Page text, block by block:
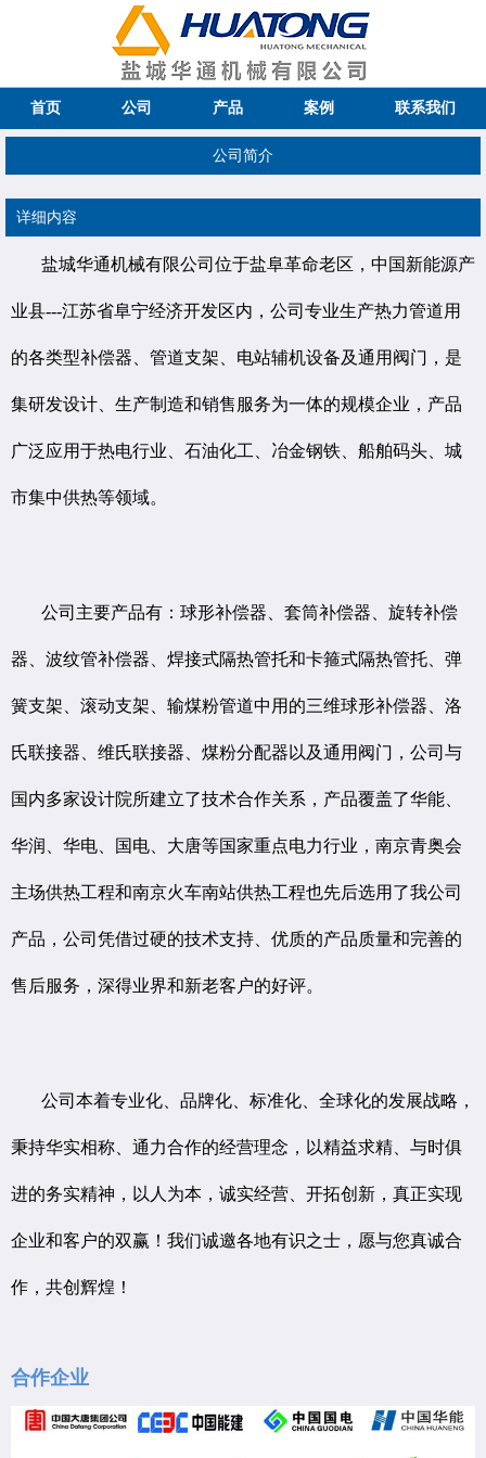
首页 公司 产品 案例 联系我们
公司简介
详细内容
盐城华通机械有限公司位于盐阜革命老区，中国新能源产
业县---江苏省阜宁经济开发区内，公司专业生产热力管道用
的各类型补偿器、管道支架、电站辅机设备及通用阀门，是
集研发设计、生产制造和销售服务为一体的规模企业，产品
广泛应用于热电行业、石油化工、冶金钢铁、船舶码头、城
市集中供热等领域。
公司主要产品有：球形补偿器、套筒补偿器、旋转补偿
器、波纹管补偿器、焊接式隔热管托和卡箍式隔热管托、弹
簧支架、滚动支架、输煤粉管道中用的三维球形补偿器、洛
氏联接器、维氏联接器、煤粉分配器以及通用阀门，公司与
国内多家设计院所建立了技术合作关系，产品覆盖了华能、
华润、华电、国电、大唐等国家重点电力行业，南京青奥会
主场供热工程和南京火车南站供热工程也先后选用了我公司
产品，公司凭借过硬的技术支持、优质的产品质量和完善的
售后服务，深得业界和新老客户的好评。
公司本着专业化、品牌化、标准化、全球化的发展战略，
秉持华实相称、通力合作的经营理念，以精益求精、与时俱
进的务实精神，以人为本，诚实经营、开拓创新，真正实现
企业和客户的双赢！我们诚邀各地有识之士，愿与您真诚合
作，共创辉煌！
合作企业